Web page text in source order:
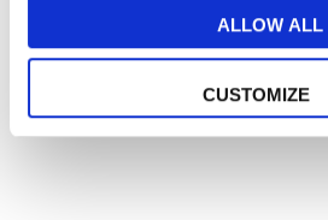
ALLOW ALL
CUSTOMIZE
RICHIEDI INFORMAZIONI